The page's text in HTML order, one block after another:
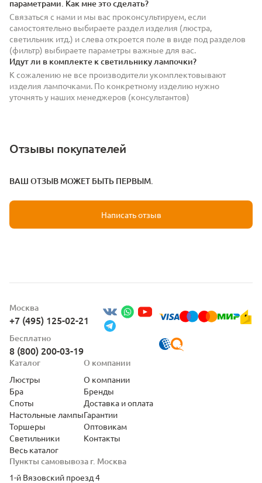
параметрами. Как мне это сделать?
Связаться с нами и мы вас проконсультируем, если
самостоятельно выбираете раздел изделия (люстра,
светильник итд.) и слева откроется поле в виде под разделов
(фильтр) выбираете параметры важные для вас.
Идут ли в комплекте к светильнику лампочки?
К сожалению не все производители укомплектовывают
изделия лампочками. По конкретному изделию нужно
уточнять у наших менеджеров (консультантов)
Отзывы покупателей
ВАШ ОТЗЫВ МОЖЕТ БЫТЬ ПЕРВЫМ.
Написать отзыв
Москва
+7 (495) 125-02-21
Бесплатно
8 (800) 200-03-19
Пункты самовывоза г. Москва
1-й Вязовский проезд 4
Каталог
Люстры
Бра
Споты
Настольные лампы
Торшеры
Светильники
Весь каталог
О компании
О компании
Бренды
Доставка и оплата
Гарантии
Оптовикам
Контакты